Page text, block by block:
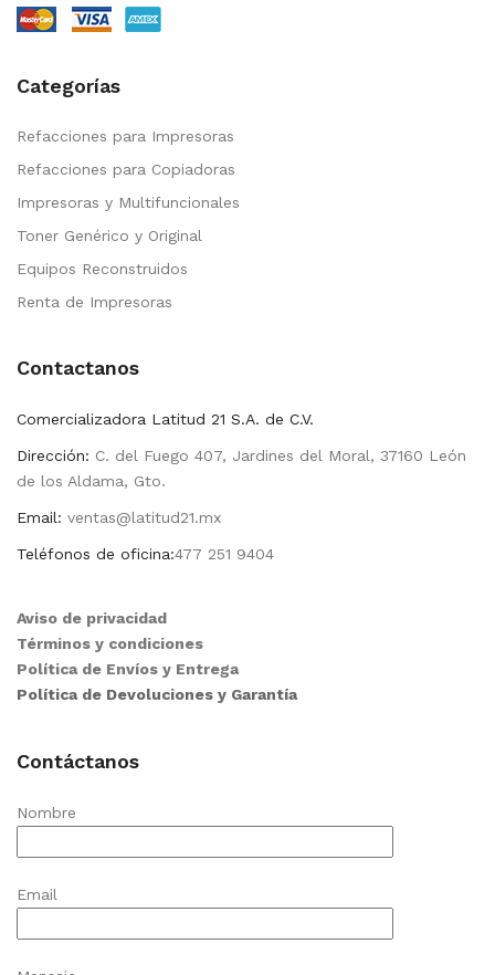
Categorías
Refacciones para Impresoras
Refacciones para Copiadoras
Impresoras y Multifuncionales
Toner Genérico y Original
Equipos Reconstruidos
Renta de Impresoras
Contactanos
Comercializadora Latitud 21 S.A. de C.V.
Dirección: C. del Fuego 407, Jardines del Moral, 37160 León
de los Aldama, Gto.
Email: ventas@latitud21.mx
Teléfonos de oficina:477 251 9404
Aviso de privacidad
Términos y condiciones
Política de Envíos y Entrega
Política de Devoluciones y Garantía
Contáctanos
Nombre
Email